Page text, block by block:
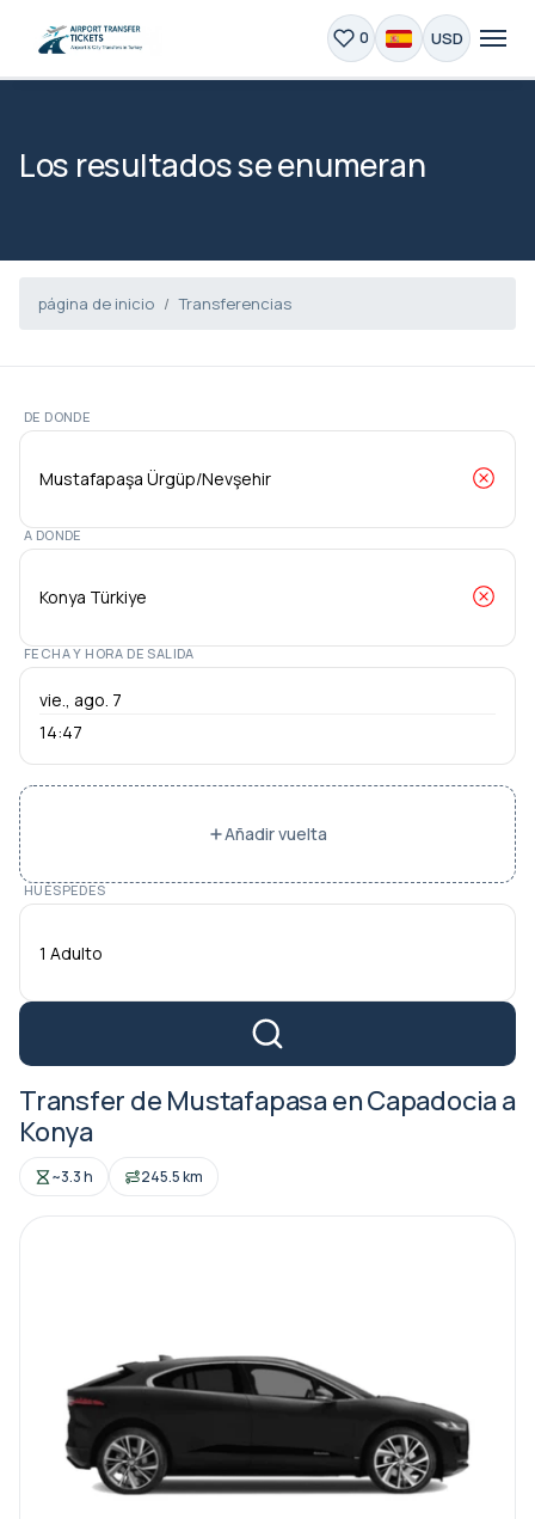
0 USD
Los resultados se enumeran
página de inicio Transferencias
DE DONDE
A DONDE
FECHA Y HORA DE SALIDA
14:47
Añadir vuelta
HUÉSPEDES
1 Adulto
Transfer de Mustafapasa en Capadocia a
Konya
~3.3 h 245.5 km